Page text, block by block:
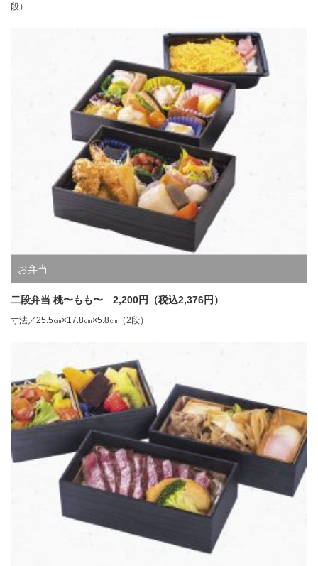
段）
お弁当
二段弁当 桃〜もも〜 2,200円（税込2,376円）
寸法／25.5㎝×17.8㎝×5.8㎝（2段）